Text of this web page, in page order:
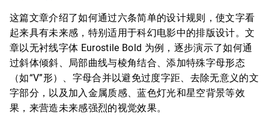
这篇文章介绍了如何通过六条简单的设计规则，使文字看
起来具有未来感，特别适用于科幻电影中的排版设计。文
章以无衬线字体 Eurostile Bold 为例，逐步演示了如何通
过斜体倾斜、局部曲线与棱角结合、添加特殊字母形态
（如“V”形）、字母合并以避免过度字距、去除无意义的文
字部分，以及加入金属质感、蓝色灯光和星空背景等效
果，来营造未来感强烈的视觉效果。